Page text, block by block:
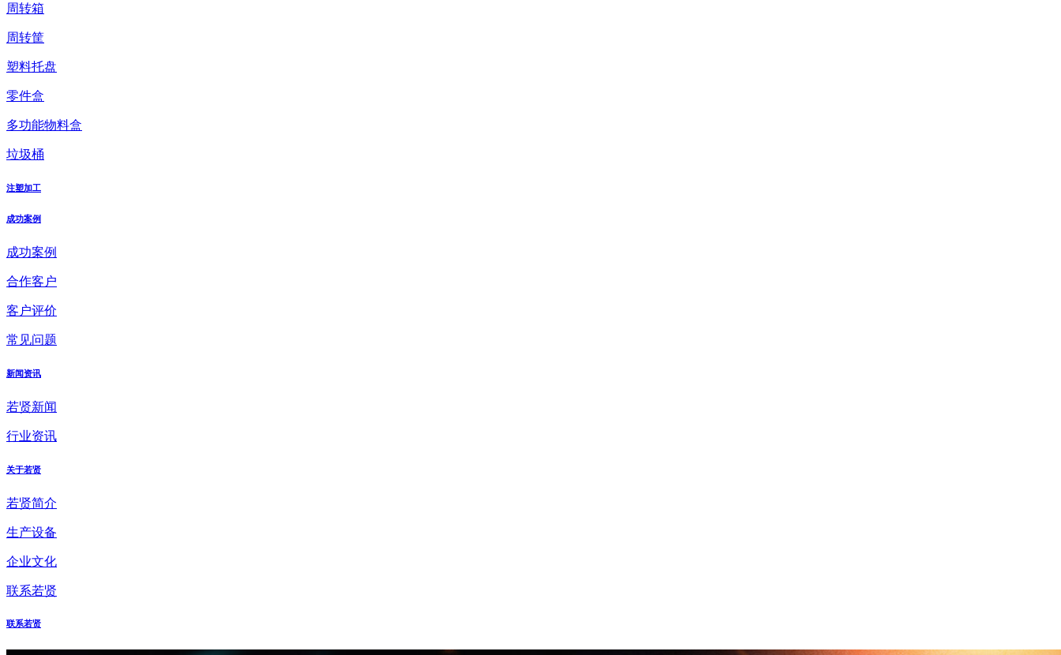
周转箱
周转筐
塑料托盘
零件盒
多功能物料盒
垃圾桶
注塑加工
成功案例
成功案例
合作客户
客户评价
常见问题
新闻资讯
若贤新闻
行业资讯
关于若贤
若贤简介
生产设备
企业文化
联系若贤
联系若贤